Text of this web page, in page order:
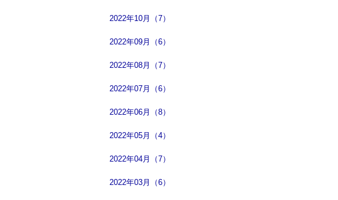
2022年10月（7）
2022年09月（6）
2022年08月（7）
2022年07月（6）
2022年06月（8）
2022年05月（4）
2022年04月（7）
2022年03月（6）